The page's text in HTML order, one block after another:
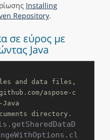
Installing
Repository.
σε εύρος με
Java
and data files,
aspose-c
directory.